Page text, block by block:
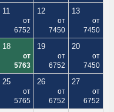
11
от
6752
12
от
7450
13
от
7450
18
от
5763
19
от
6752
20
от
7450
25
от
5765
26
от
6752
27
от
6752